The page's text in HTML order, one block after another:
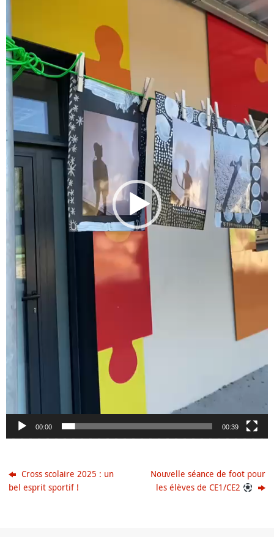
00:00 00:39
Cross scolaire 2025 : un
bel esprit sportif !
Nouvelle séance de foot pour
les élèves de CE1/CE2